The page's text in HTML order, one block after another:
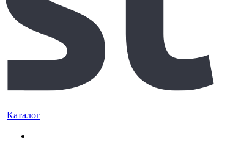
Каталог